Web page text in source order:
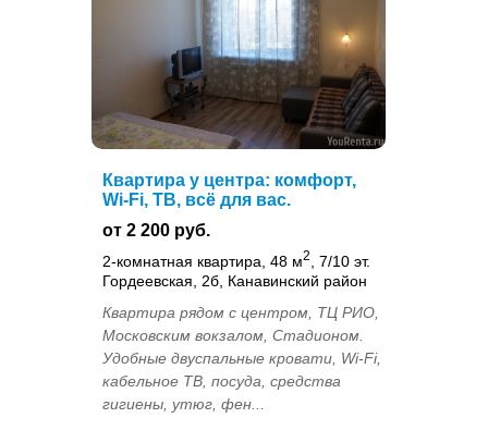
Квартира у центра: комфорт,
Wi-Fi, ТВ, всё для вас.
от 2 200 руб.
2-комнатная квартира, 48 м2
, 7/10 эт.
Гордеевская, 2б, Канавинский район
Квартира рядом с центром, ТЦ РИО,
Московским вокзалом, Стадионом.
Удобные двуспальные кровати, Wi-Fi,
кабельное ТВ, посуда, средства
гигиены, утюг, фен...